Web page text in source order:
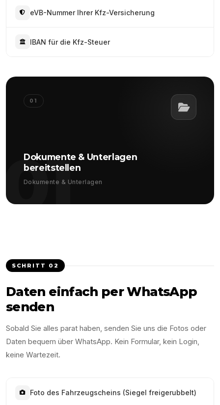
eVB-Nummer Ihrer Kfz-Versicherung
IBAN für die Kfz-Steuer
01
01
Dokumente & Unterlagen
bereitstellen
Dokumente & Unterlagen
SCHRITT 02
Daten einfach per WhatsApp
senden
Sobald Sie alles parat haben, senden Sie uns die Fotos oder
Daten bequem über WhatsApp. Kein Formular, kein Login,
keine Wartezeit.
Foto des Fahrzeugscheins (Siegel freigerubbelt)